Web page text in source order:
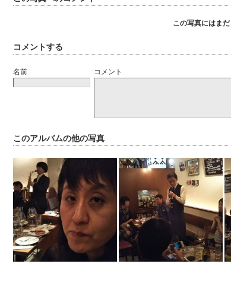
この写真にはま
コメントする
名前 コメント
このアルバムの他の写真